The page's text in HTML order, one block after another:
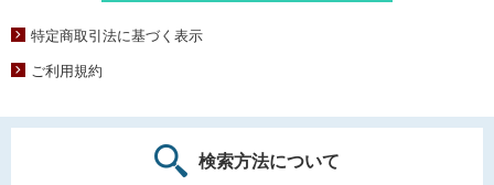
特定商取引法に基づく表示
ご利用規約
検索方法について